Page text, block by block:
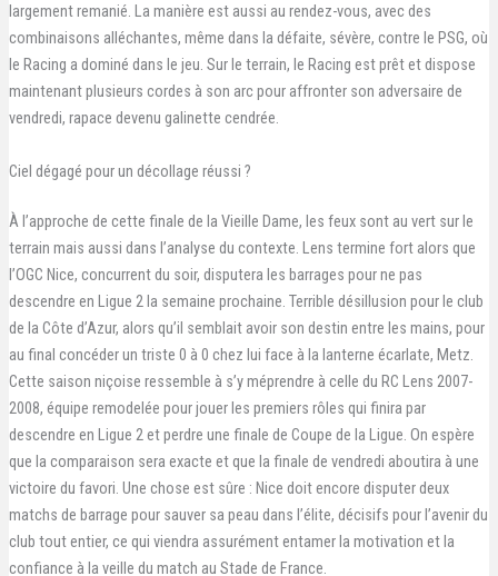
largement remanié. La manière est aussi au rendez-vous, avec des
combinaisons alléchantes, même dans la défaite, sévère, contre le PSG, où
le Racing a dominé dans le jeu. Sur le terrain, le Racing est prêt et dispose
maintenant plusieurs cordes à son arc pour affronter son adversaire de
vendredi, rapace devenu galinette cendrée.
Ciel dégagé pour un décollage réussi ?
À l’approche de cette finale de la Vieille Dame, les feux sont au vert sur le
terrain mais aussi dans l’analyse du contexte. Lens termine fort alors que
l’OGC Nice, concurrent du soir, disputera les barrages pour ne pas
descendre en Ligue 2 la semaine prochaine. Terrible désillusion pour le club
de la Côte d’Azur, alors qu’il semblait avoir son destin entre les mains, pour
au final concéder un triste 0 à 0 chez lui face à la lanterne écarlate, Metz.
Cette saison niçoise ressemble à s’y méprendre à celle du RC Lens 2007-
2008, équipe remodelée pour jouer les premiers rôles qui finira par
descendre en Ligue 2 et perdre une finale de Coupe de la Ligue. On espère
que la comparaison sera exacte et que la finale de vendredi aboutira à une
victoire du favori. Une chose est sûre : Nice doit encore disputer deux
matchs de barrage pour sauver sa peau dans l’élite, décisifs pour l’avenir du
club tout entier, ce qui viendra assurément entamer la motivation et la
confiance à la veille du match au Stade de France.